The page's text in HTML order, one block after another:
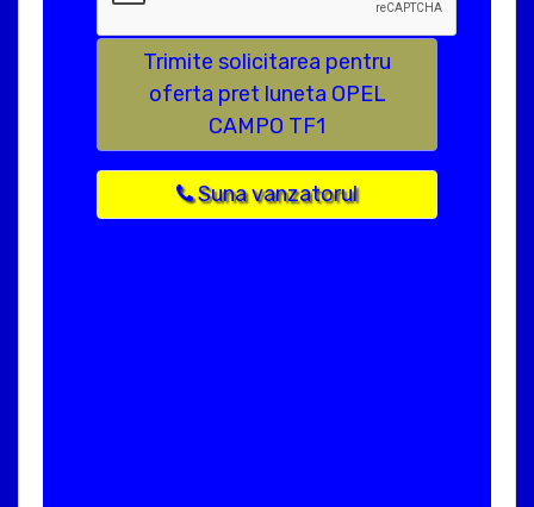
Trimite solicitarea pentru
oferta pret luneta OPEL
CAMPO TF1
Suna vanzatorul